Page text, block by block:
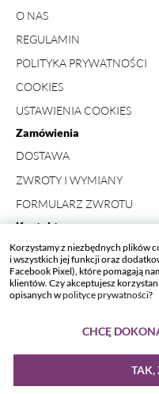
Korzystamy z niezbędnych plików
i wszystkich jej funkcji oraz
Facebook Pixel), które pomagają
klientów. Czy akceptujesz
opisanych wpolityce prywatności?
CHCĘ
TAK,
O NAS
REGULAMIN
POLITYKA PRYWATNOŚCI
COOKIES
USTAWIENIA COOKIES
Zamówienia
DOSTAWA
ZWROTY I WYMIANY
FORMULARZ ZWROTU
Kontakt
+ 48 734 423 498